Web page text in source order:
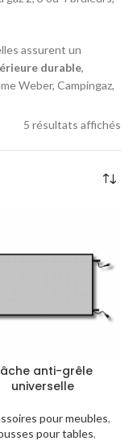
assurent un
durable,
Weber, Campingaz,
5 résultats affichés
anti-grêle
universelle
pour meubles,
pour tables,